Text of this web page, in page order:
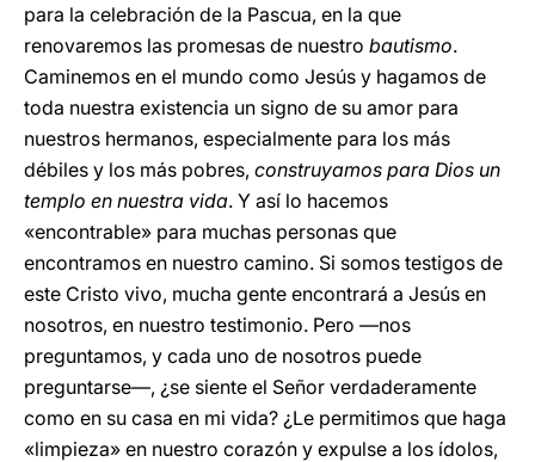
para la celebración de la Pascua, en la que
renovaremos las promesas de nuestro bautismo.
Caminemos en el mundo como Jesús y hagamos de
toda nuestra existencia un signo de su amor para
nuestros hermanos, especialmente para los más
débiles y los más pobres, construyamos para Dios un
templo en nuestra vida. Y así lo hacemos
«encontrable» para muchas personas que
encontramos en nuestro camino. Si somos testigos de
este Cristo vivo, mucha gente encontrará a Jesús en
nosotros, en nuestro testimonio. Pero —nos
preguntamos, y cada uno de nosotros puede
preguntarse—, ¿se siente el Señor verdaderamente
como en su casa en mi vida? ¿Le permitimos que haga
«limpieza» en nuestro corazón y expulse a los ídolos,